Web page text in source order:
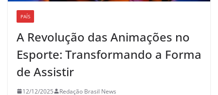
PAÍS
A Revolução das Animações no
Esporte: Transformando a Forma
de Assistir
12/12/2025 Redação Brasil News